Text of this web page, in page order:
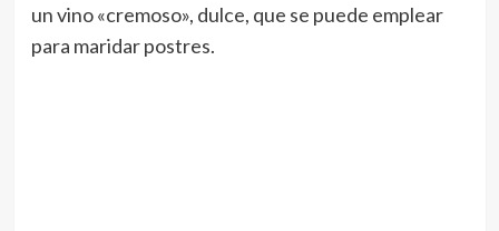
un vino «cremoso», dulce, que se puede emplear
para maridar postres.